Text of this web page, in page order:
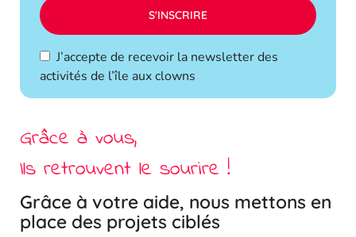
J’accepte de recevoir la newsletter des
activités de l’île aux clowns
Grâce à vous,
Ils retrouvent le sourire !
Grâce à votre aide, nous mettons en
place des projets ciblés